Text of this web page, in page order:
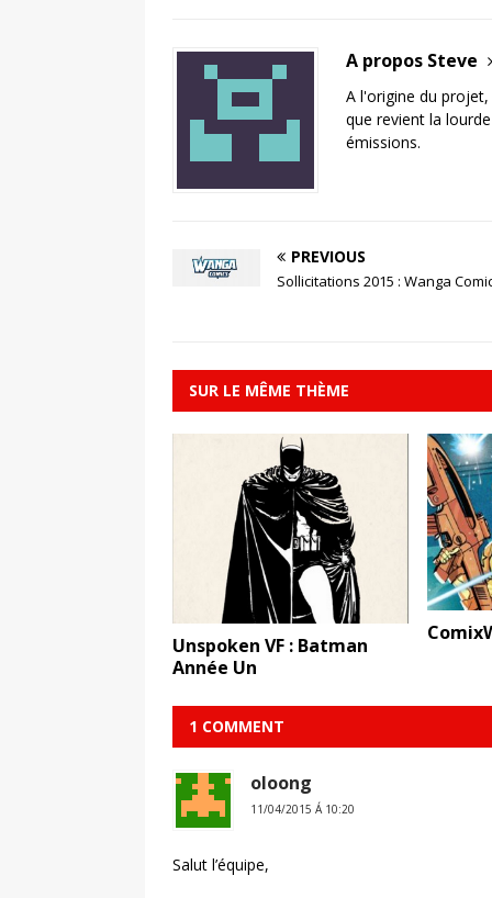
A propos Steve
A l'origine du
que revient la
émissions.
PREVIOUS
Sollicitations 2015 : Wanga
SUR LE MÊME THÈME
Unspoken VF : Batman
Année Un
1 COMMENT
oloong
11/04/2015 Á 10:20
Salut l’équipe,